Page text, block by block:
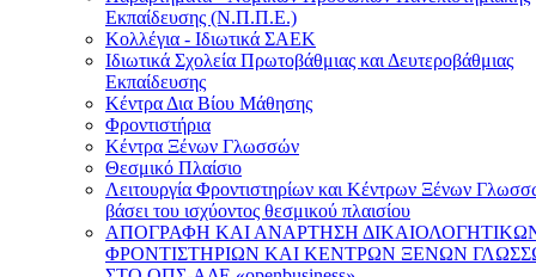
Εκπαίδευσης (Ν.Π.Π.Ε.)
Κολλέγια - Ιδιωτικά ΣΑΕΚ
Ιδιωτικά Σχολεία Πρωτοβάθμιας και Δευτεροβάθμιας
Εκπαίδευσης
Κέντρα Δια Βίου Μάθησης
Φροντιστήρια
Κέντρα Ξένων Γλωσσών
Θεσμικό Πλαίσιο
Λειτουργία Φροντιστηρίων και Κέντρων Ξένων
βάσει του ισχύοντος θεσμικού πλαισίου
ΑΠΟΓΡΑΦΗ ΚΑΙ ΑΝΑΡΤΗΣΗ
ΦΡΟΝΤΙΣΤΗΡΙΩΝ ΚΑΙ ΚΕΝΤΡΩΝ ΞΕΝΩΝ